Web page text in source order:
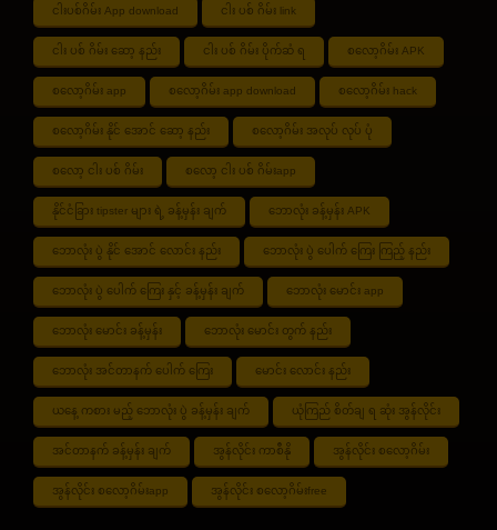
ငါးပစ်ဂိမ်း App download ငါး ပစ် ဂိမ်း link
ငါး ပစ် ဂိမ်း ဆော့ နည်း ငါး ပစ် ဂိမ်း ပိုက်ဆံ ရ စလော့ဂိမ်း APK
စလော့ဂိမ်း app စလော့ဂိမ်း app download စလော့ဂိမ်း hack
စလော့ဂိမ်း နိုင် အောင် ဆော့ နည်း စလော့ဂိမ်း အလုပ် လုပ် ပုံ
စလော့ ငါး ပစ် ဂိမ်း စလော့ ငါး ပစ် ဂိမ်းapp
နိုင်ငံခြား tipster များ ရဲ့ ခန့်မှန်း ချက် ဘောလုံး ခန့်မှန်း APK
ဘောလုံး ပွဲ နိုင် အောင် လောင်း နည်း ဘောလုံး ပွဲ ပေါက် ကြေး ကြည့် နည်း
ဘောလုံး ပွဲ ပေါက် ကြေး နှင့် ခန့်မှန်း ချက် ဘောလုံး မောင်း app
ဘောလုံး မောင်း ခန့်မှန်း ဘောလုံး မောင်း တွက် နည်း
ဘောလုံး အင်တာနက် ပေါက် ကြေး မောင်း လောင်း နည်း
ယနေ့ ကစား မည့် ဘောလုံး ပွဲ ခန့်မှန်း ချက် ယုံကြည် စိတ်ချ ရ ဆုံး အွန်လိုင်း
အင်တာနက် ခန့်မှန်း ချက် အွန်လိုင်း ကာစီနို အွန်လိုင်း စလော့ဂိမ်း
အွန်လိုင်း စလော့ဂိမ်းapp အွန်လိုင်း စလော့ဂိမ်းfree